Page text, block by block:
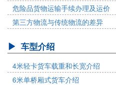
危险品货物运输手续办理及运价
第三方物流与传统物流的差异
车型介绍
4米轻卡货车载重和长宽介绍
6米单桥厢式货车介绍